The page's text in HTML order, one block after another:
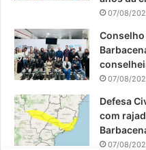
07/08/
07/08/
Defesa
com
07/08/